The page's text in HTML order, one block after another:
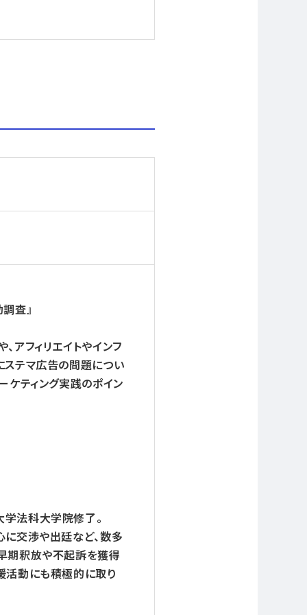
査』
アフィリエイトやインフ
ステマ広告の問題につい
ケティング実践のポイン
法科大学院修了。
に交渉や出廷など、数多
期釈放や不起訴を獲得
活動にも積極的に取り